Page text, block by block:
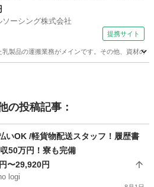
ソーシング株式会社
提携サイト
製品の運搬業務がメインです。その他、資材の
の投稿記事：
いOK /軽貨物配送スタッフ！履歴書
50万円！寮も完備
〜29,920円
logi